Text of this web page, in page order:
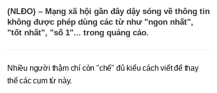
(NLĐO) – Mạng xã hội gần đây dậy sóng về thông tin
không được phép dùng các từ như "ngon nhất",
"tốt nhất", "số 1"... trong quảng cáo.
Nhiều người thậm chí còn "chế" đủ kiểu cách viết để thay
thế các cụm từ này.